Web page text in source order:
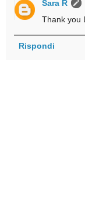
Sara R
Thank you
Rispondi